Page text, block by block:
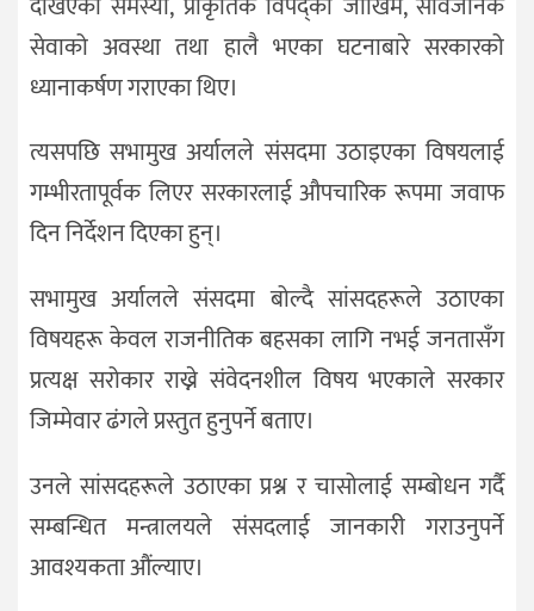
सेवाको अवस्था तथा हालै भएका घटनाबारे सरकारको
ध्यानाकर्षण गराएका थिए।
त्यसपछि सभामुख अर्यालले संसदमा उठाइएका विषयलाई
गम्भीरतापूर्वक लिएर सरकारलाई औपचारिक रूपमा जवाफ
दिन निर्देशन दिएका हुन्।
सभामुख अर्यालले संसदमा बोल्दै सांसदहरूले उठाएका
विषयहरू केवल राजनीतिक बहसका लागि नभई जनतासँग
प्रत्यक्ष सरोकार राख्ने संवेदनशील विषय भएकाले सरकार
जिम्मेवार ढंगले प्रस्तुत हुनुपर्ने बताए।
उनले सांसदहरूले उठाएका प्रश्न र चासोलाई सम्बोधन गर्दै
सम्बन्धित मन्त्रालयले संसदलाई जानकारी गराउनुपर्ने
आवश्यकता औंल्याए।